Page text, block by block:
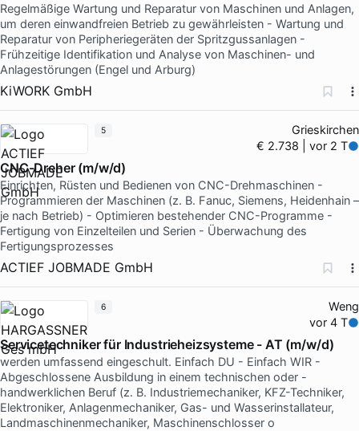
Regelmäßige Wartung und Reparatur von Maschinen und Anlagen,
um deren einwandfreien Betrieb zu gewährleisten - Wartung und
Reparatur von Peripheriegeräten der Spritzgussanlagen -
Frühzeitige Identifikation und Analyse von Maschinen- und
Anlagestörungen (Engel und Arburg)
KiWORK GmbH
Grieskirchen
€ 2.738 | vor 2 T
CNC-Dreher (m/w/d)
Einrichten, Rüsten und Bedienen von CNC-Drehmaschinen -
Programmieren der Maschinen (z. B. Fanuc, Siemens, Heidenhain –
je nach Betrieb) - Optimieren bestehender CNC-Programme -
Fertigung von Einzelteilen und Serien - Überwachung des
Fertigungsprozesses
ACTIEF JOBMADE GmbH
5
Weng
vor 4 T
Servicetechniker für Industrieheizsysteme - AT (m/w/d)
werden umfassend eingeschult. Einfach DU - Einfach WIR -
Abgeschlossene Ausbildung in einem technischen oder -
handwerklichen Beruf (z. B. Industriemechaniker, KFZ-Techniker,
Elektroniker, Anlagenmechaniker, Gas- und Wasserinstallateur,
Landmaschinenmechaniker, Maschinenschlosser o
6